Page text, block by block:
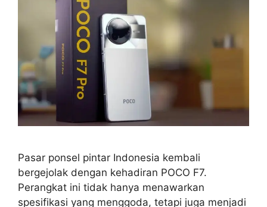
Pasar ponsel pintar Indonesia kembali
bergejolak dengan kehadiran POCO F7.
Perangkat ini tidak hanya menawarkan
spesifikasi yang menggoda, tetapi juga menjadi